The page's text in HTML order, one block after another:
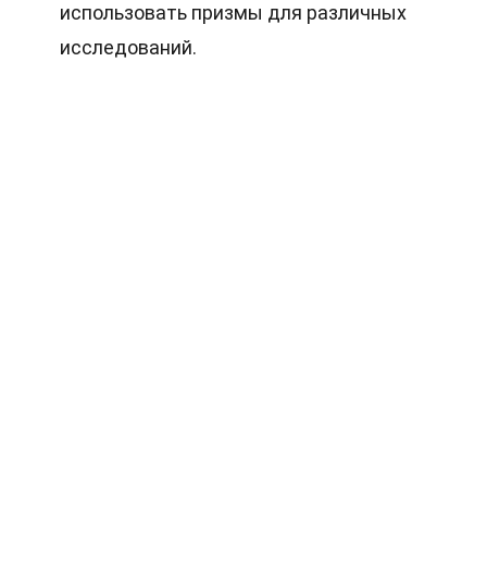
использовать призмы для различных
исследований.